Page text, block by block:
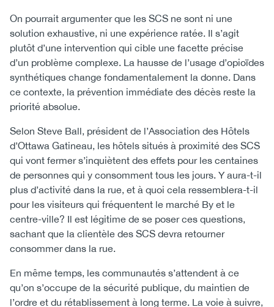
On pourrait argumenter que les SCS ne sont ni une
solution exhaustive, ni une expérience ratée. Il s’agit
plutôt d’une intervention qui cible une facette précise
d’un problème complexe. La hausse de l’usage d’opioïdes
synthétiques change fondamentalement la donne. Dans
ce contexte, la prévention immédiate des décès reste la
priorité absolue.
Selon Steve Ball, président de l’Association des Hôtels
d’Ottawa Gatineau, les hôtels situés à proximité des SCS
qui vont fermer s’inquiètent des effets pour les centaines
de personnes qui y consomment tous les jours. Y aura-t-il
plus d’activité dans la rue, et à quoi cela ressemblera-t-il
pour les visiteurs qui fréquentent le marché By et le
centre-ville? Il est légitime de se poser ces questions,
sachant que la clientèle des SCS devra retourner
consommer dans la rue.
En même temps, les communautés s’attendent à ce
qu’on s’occupe de la sécurité publique, du maintien de
l’ordre et du rétablissement à long terme. La voie à suivre,